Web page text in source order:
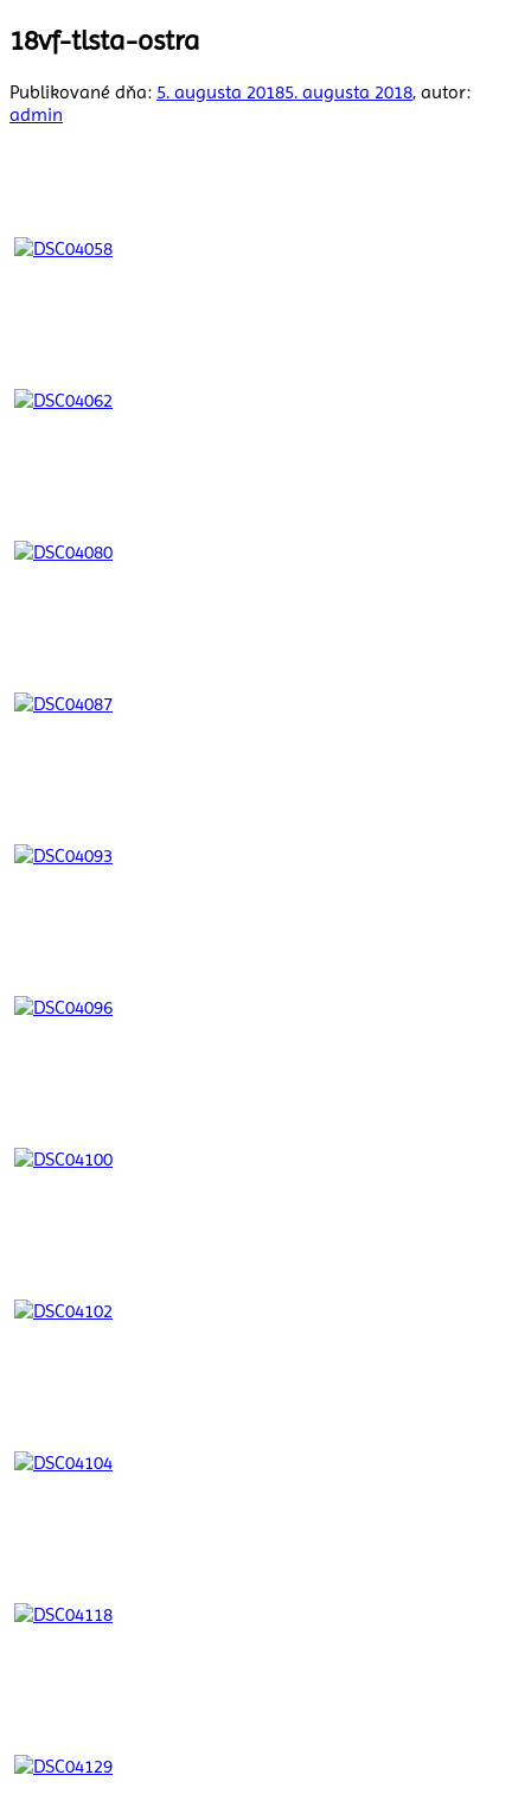
18vf-tlsta-ostra
Publikované dňa: 5. augusta 20185. augusta 2018, autor:
admin